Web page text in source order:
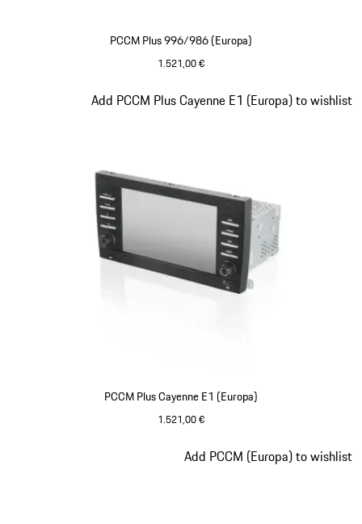
PCCM Plus 996/986 (Europa)
1.521,00 €
PCCM Plus Cayenne E1 (Europa)
1.521,00 €
Add PCCM Plus Cayenne E1 (Europa) to wishlist
Add PCCM (Europa) to wishlist